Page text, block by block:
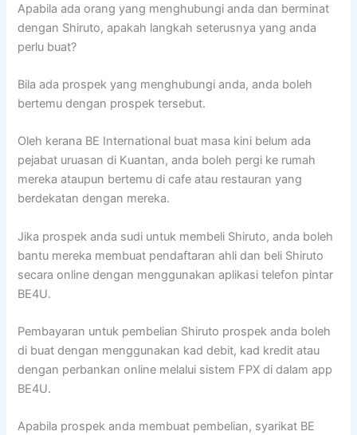
Apabila ada orang yang menghubungi anda dan berminat
dengan Shiruto, apakah langkah seterusnya yang anda
perlu buat?
Bila ada prospek yang menghubungi anda, anda boleh
bertemu dengan prospek tersebut.
Oleh kerana BE International buat masa kini belum ada
pejabat uruasan di Kuantan, anda boleh pergi ke rumah
mereka ataupun bertemu di cafe atau restauran yang
berdekatan dengan mereka.
Jika prospek anda sudi untuk membeli Shiruto, anda boleh
bantu mereka membuat pendaftaran ahli dan beli Shiruto
secara online dengan menggunakan aplikasi telefon pintar
BE4U.
Pembayaran untuk pembelian Shiruto prospek anda boleh
di buat dengan menggunakan kad debit, kad kredit atau
dengan perbankan online melalui sistem FPX di dalam app
BE4U.
Apabila prospek anda membuat pembelian, syarikat BE